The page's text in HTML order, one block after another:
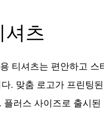
셔츠
티셔츠는 편안하고 스
. 맞춤 로고가 프린팅
러스 사이즈로 출시된